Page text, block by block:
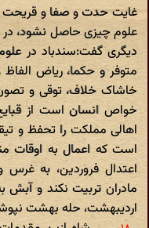
غایت حدت و صفا و قریحت
علوم چیزی حاصل نشود، در
دیگری گفت:سندباد در
متوفر و حکما، ریاض
خاشاک خلاف، توقی و
خواص انسان است از
اهالی مملکت را تحفظ و
است که اعمال به اوقات
اعتدال فروردین، به
مادران تربیت نکند و
اردیبهشت، حله بهشت